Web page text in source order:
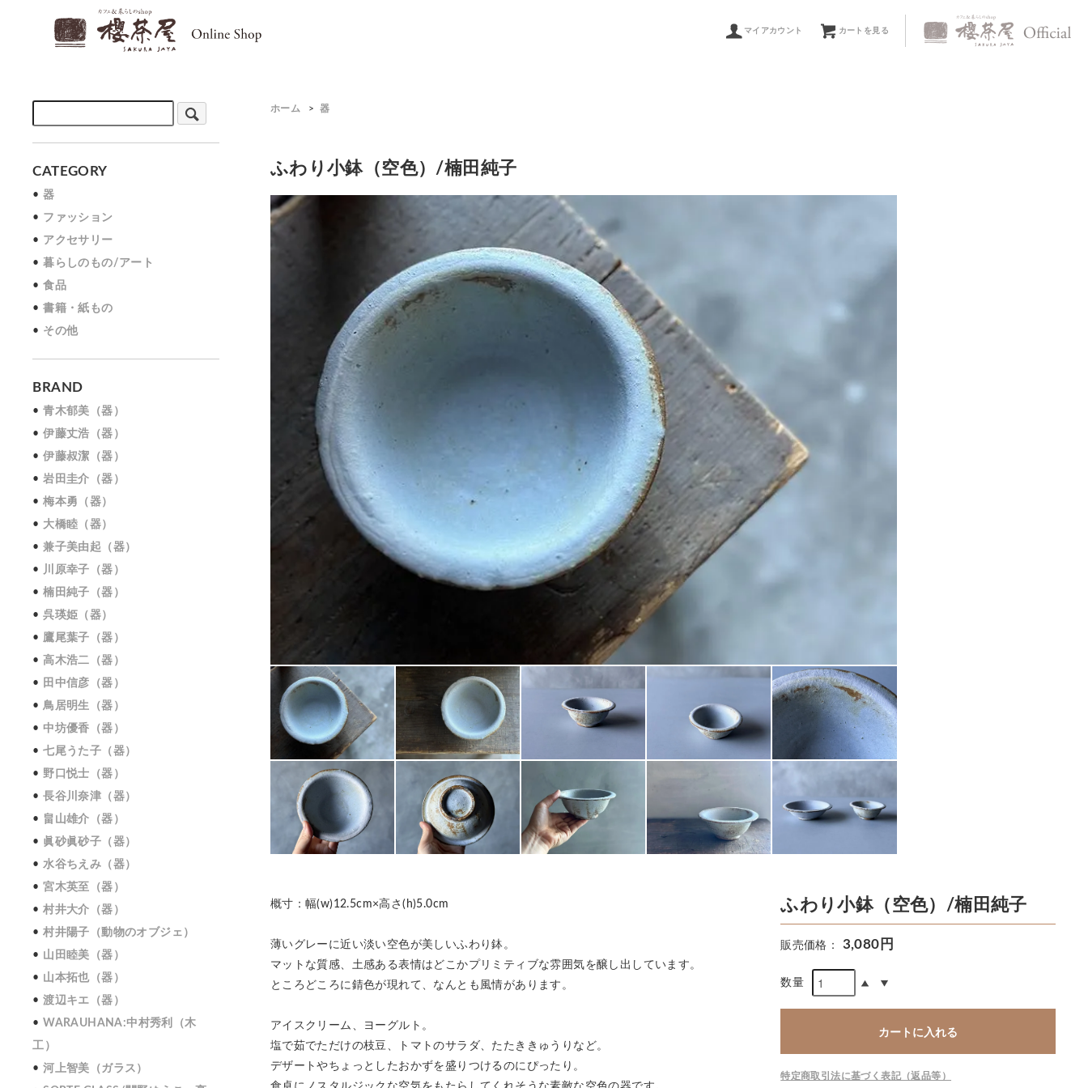
マイアカウント カートを見る
CATEGORY
器
ファッション
アクセサリー
暮らしのもの/アート
食品
書籍・紙もの
その他
BRAND
青木郁美（器）
伊藤丈浩（器）
伊藤叔潔（器）
岩田圭介（器）
梅本勇（器）
大橋睦（器）
兼子美由起（器）
川原幸子（器）
楠田純子（器）
呉瑛姫（器）
鷹尾葉子（器）
高木浩二（器）
田中信彦（器）
鳥居明生（器）
中坊優香（器）
七尾うた子（器）
野口悦士（器）
長谷川奈津（器）
畠山雄介（器）
眞砂眞砂子（器）
水谷ちえみ（器）
宮木英至（器）
村井大介（器）
村井陽子（動物のオブジェ）
山田睦美（器）
山本拓也（器）
渡辺キエ（器）
WARAUHANA:中村秀利（木
工）
河上智美（ガラス）
ホーム > 器
ふわり小鉢（空色）/楠田純子
概寸：幅(w)12.5cm×高さ(h)5.0cm
薄いグレーに近い淡い空色が美しいふわり鉢。
マットな質感、土感ある表情はどこかプリミティブな雰囲気を醸し出しています。
ところどころに錆色が現れて、なんとも風情があります。
アイスクリーム、ヨーグルト。
塩で茹でただけの枝豆、トマトのサラダ、たたききゅうりなど。
デザートやちょっとしたおかずを盛りつけるのにぴったり。
ふわり小鉢（空色）/楠田純子
販売価格： 3,080円
数量
カートに入れる
特定商取引法に基づく表記（返品等）